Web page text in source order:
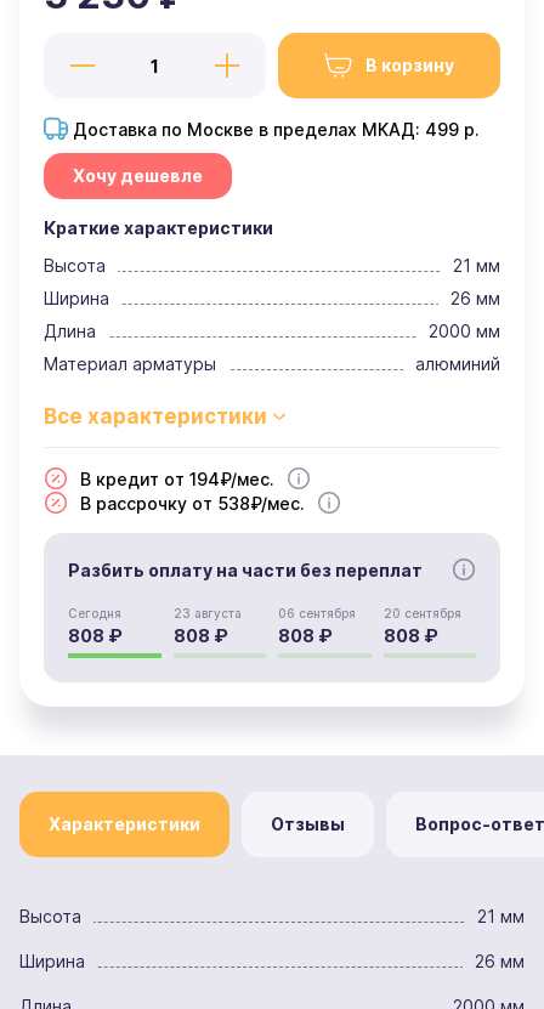
В корзину
Доставка по Москве в пределах МКАД: 499 р.
Хочу дешевле
Краткие характеристики
Высота
21 мм
Ширина
26 мм
Длина
2000 мм
Материал арматуры
алюминий
В кредит от 194₽/мес.
В рассрочку от 538₽/мес.
Разбить оплату на части без переплат
Сегодня
808 ₽
23 августа
808 ₽
06 сентября
808 ₽
20 сентября
808 ₽
Характеристики Отзывы Вопрос-ответ
Высота 21 мм
Ширина 26 мм